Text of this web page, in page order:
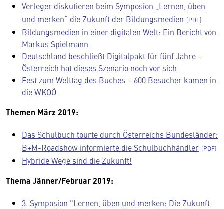
Verleger diskutieren beim Symposion „Lernen, üben
und merken“ die Zukunft der Bildungsmedien
Bildungsmedien in einer digitalen Welt: Ein Bericht von
Markus Spielmann
Deutschland beschließt Digitalpakt für fünf Jahre –
Österreich hat dieses Szenario noch vor sich
Fest zum Welttag des Buches – 600 Besucher kamen in
die WKOÖ
Themen März 2019:
Das Schulbuch tourte durch Österreichs Bundesländer:
B+M-Roadshow informierte die Schulbuchhändler
Hybride Wege sind die Zukunft!
Thema Jänner/Februar 2019:
3. Symposion "Lernen, üben und merken: Die Zukunft